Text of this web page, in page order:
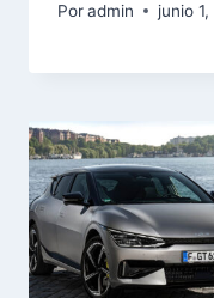
Poradmin junio